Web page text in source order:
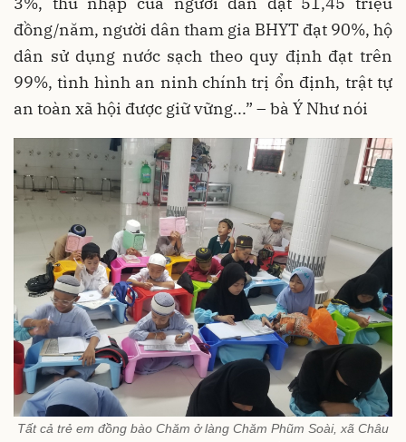
đồng/năm, người dân tham gia BHYT đạt 90%, hộ
dân sử dụng nước sạch theo quy định đạt trên
99%, tình hình an ninh chính trị ổn định, trật tự
an toàn xã hội được giữ vững...” – bà Ý Như nói
Tất cả trẻ em đồng bào Chăm ở làng Chăm Phũm Soài, xã Châu